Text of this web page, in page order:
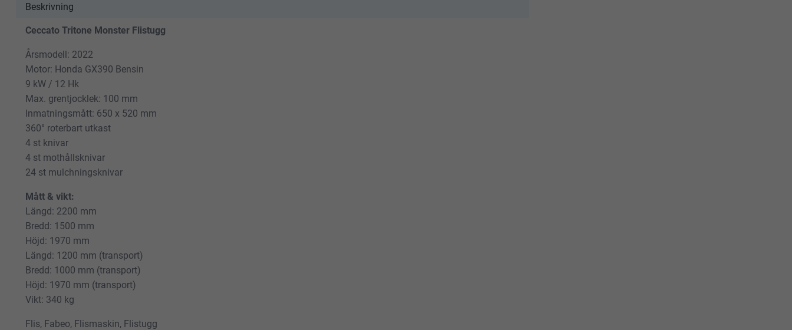
Beskrivning
Ceccato Tritone Monster Flistugg
Årsmodell: 2022
Motor: Honda GX390 Bensin
9 kW / 12 Hk
Max. grentjocklek: 100 mm
Inmatningsmått: 650 x 520 mm
360° roterbart utkast
4 st knivar
4 st mothållsknivar
24 st mulchningsknivar
Mått & vikt:
Längd: 2200 mm
Bredd: 1500 mm
Höjd: 1970 mm
Längd: 1200 mm (transport)
Bredd: 1000 mm (transport)
Höjd: 1970 mm (transport)
Vikt: 340 kg
Flis, Fabeo, Flismaskin, Flistugg